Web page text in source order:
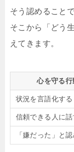
そう認めること
そこから「どう
えてきます。
心を守る行
状況を言語化する
信頼できる人に話
「嫌だった」と